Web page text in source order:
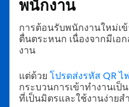
พนักงาน
การต้อนรับพนักงานใหม่เ
ตื่นตระหนก เนื่องจากมีเอ
งาน
แต่ด้วย โปรดส่งรหัส QR ไ
กระบวนการเข้าทำงานเ
ที่เป็นมิตรและใช้งานง่าย